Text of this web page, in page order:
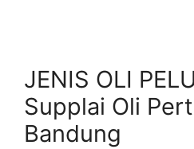
JENIS OLI
Supplai Oli
Bandung